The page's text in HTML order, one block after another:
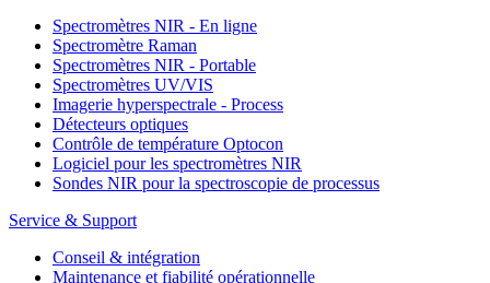
Spectromètres NIR - En ligne
Spectromètre Raman
Spectromètres NIR - Portable
Spectromètres UV/VIS
Imagerie hyperspectrale - Process
Détecteurs optiques
Contrôle de température Optocon
Logiciel pour les spectromètres NIR
Sondes NIR pour la spectroscopie de processus
Service & Support
Conseil & intégration
Maintenance et fiabilité opérationnelle